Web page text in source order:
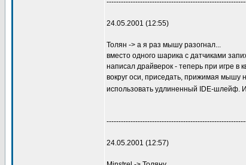
24.05.2001 (12:55)
Толян -> а я раз мышу разогнал...
вместо одного шарика с датчиками
написал драйверок - теперь при игре
вокруг оси, приседать, прижимая мышу
использовать удлиненный IDE-шлейф. И
24.05.2001 (12:57)